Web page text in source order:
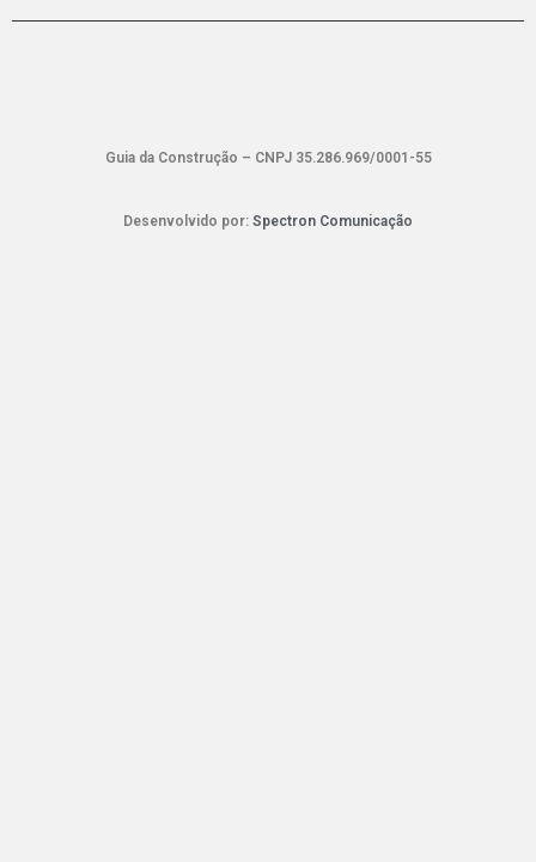
Guia da Construção – CNPJ 35.286.969/0001-55
Desenvolvido por: Spectron Comunicação